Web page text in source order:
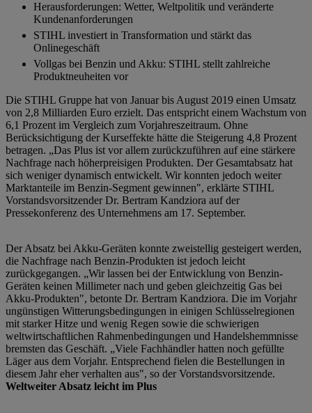
Herausforderungen: Wetter, Weltpolitik und veränderte
Kundenanforderungen
STIHL investiert in Transformation und stärkt das
Onlinegeschäft
Vollgas bei Benzin und Akku: STIHL stellt zahlreiche
Produktneuheiten vor
Die STIHL Gruppe hat von Januar bis August 2019 einen Umsatz
von 2,8 Milliarden Euro erzielt. Das entspricht einem Wachstum von
6,1 Prozent im Vergleich zum Vorjahreszeitraum. Ohne
Berücksichtigung der Kurseffekte hätte die Steigerung 4,8 Prozent
betragen. „Das Plus ist vor allem zurückzuführen auf eine stärkere
Nachfrage nach höherpreisigen Produkten. Der Gesamtabsatz hat
sich weniger dynamisch entwickelt. Wir konnten jedoch weiter
Marktanteile im Benzin-Segment gewinnen", erklärte STIHL
Vorstandsvorsitzender Dr. Bertram Kandziora auf der
Pressekonferenz des Unternehmens am 17. September.
Der Absatz bei Akku-Geräten konnte zweistellig gesteigert werden,
die Nachfrage nach Benzin-Produkten ist jedoch leicht
zurückgegangen. „Wir lassen bei der Entwicklung von Benzin-
Geräten keinen Millimeter nach und geben gleichzeitig Gas bei
Akku-Produkten", betonte Dr. Bertram Kandziora. Die im Vorjahr
ungünstigen Witterungsbedingungen in einigen Schlüsselregionen
mit starker Hitze und wenig Regen sowie die schwierigen
weltwirtschaftlichen Rahmenbedingungen und Handelshemmnisse
bremsten das Geschäft. „Viele Fachhändler hatten noch gefüllte
Läger aus dem Vorjahr. Entsprechend fielen die Bestellungen in
diesem Jahr eher verhalten aus", so der Vorstandsvorsitzende.
Weltweiter Absatz leicht im Plus